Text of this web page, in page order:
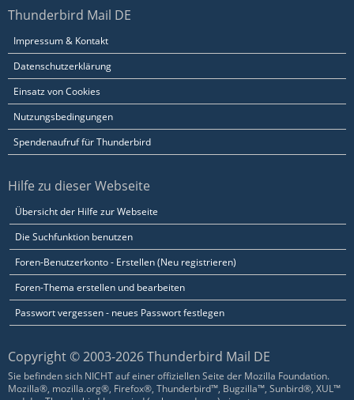
Thunderbird Mail DE
Impressum & Kontakt
Datenschutzerklärung
Einsatz von Cookies
Nutzungsbedingungen
Spendenaufruf für Thunderbird
Hilfe zu dieser Webseite
Übersicht der Hilfe zur Webseite
Die Suchfunktion benutzen
Foren-Benutzerkonto - Erstellen (Neu registrieren)
Foren-Thema erstellen und bearbeiten
Passwort vergessen - neues Passwort festlegen
Copyright © 2003-2026 Thunderbird Mail DE
Sie befinden sich NICHT auf einer offiziellen Seite der Mozilla Foundation.
Mozilla®, mozilla.org®, Firefox®, Thunderbird™, Bugzilla™, Sunbird®, XUL™